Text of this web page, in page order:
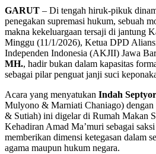
GARUT – Di tengah hiruk-pikuk
penegakan supremasi hukum, sebuah
makna kekeluargaan tersaji di jantung
Minggu (11/1/2026), Ketua DPD
Independen Indonesia (AKJII) Jawa
MH., hadir bukan dalam kapasitas
sebagai pilar penguat janji suci
​Acara yang menyatukan Indah
Mulyono & Marniati Chaniago) dengan
& Sutiah) ini digelar di Rumah Makan
Kehadiran Amad Ma’muri sebagai
memberikan dimensi ketegasan dalam
agama maupun hukum negara.